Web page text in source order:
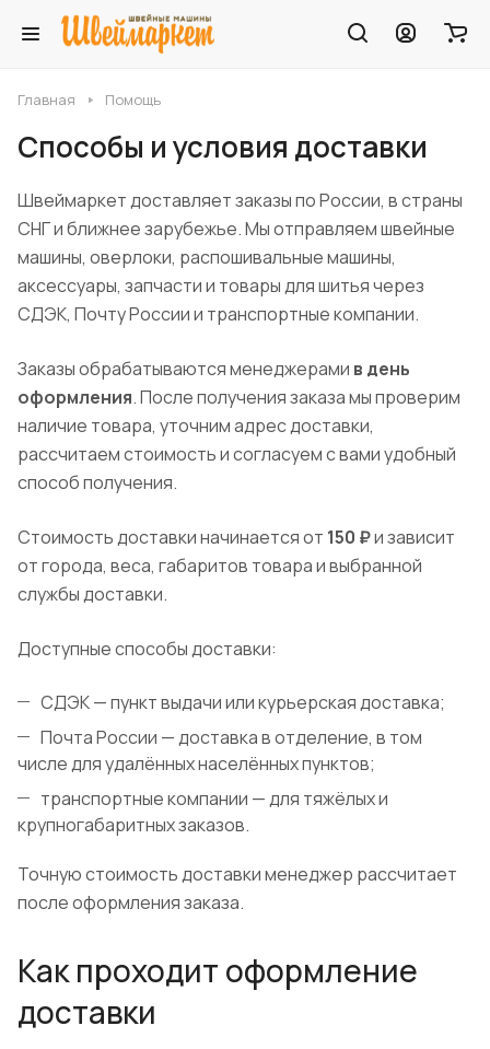
Главная Помощь
Способы и условия доставки
Швеймаркет доставляет заказы по России, в страны
СНГ и ближнее зарубежье. Мы отправляем швейные
машины, оверлоки, распошивальные машины,
аксессуары, запчасти и товары для шитья через
СДЭК, Почту России и транспортные компании.
Заказы обрабатываются менеджерами в день
оформления. После получения заказа мы проверим
наличие товара, уточним адрес доставки,
рассчитаем стоимость и согласуем с вами удобный
способ получения.
Стоимость доставки начинается от 150 ₽и зависит
от города, веса, габаритов товара и выбранной
службы доставки.
Доступные способы доставки:
СДЭК — пункт выдачи или курьерская доставка;
Почта России — доставка в отделение, в том
числе для удалённых населённых пунктов;
транспортные компании — для тяжёлых и
крупногабаритных заказов.
Точную стоимость доставки менеджер рассчитает
после оформления заказа.
Как проходит оформление
доставки